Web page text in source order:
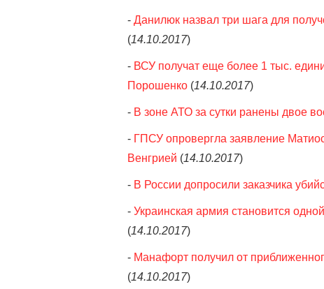
- Данилюк назвал три шага для
(14.10.2017)
- ВСУ получат еще более 1 тыс.
Порошенко (14.10.2017)
- В зоне АТО за сутки ранены двое
- ГПСУ опровергла заявление
Венгрией (14.10.2017)
- В России допросили заказчика
- Украинская армия становится
(14.10.2017)
- Манафорт получил от
(14.10.2017)